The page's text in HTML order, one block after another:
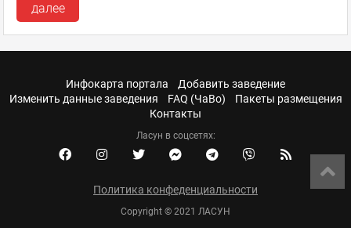
далее
Инфокарта портала
Добавить заведение
Изменить данные заведения
FAQ (ЧаВо)
Пакеты размещения
Контакты
Ласун в соцсетях:
Политика конфеденциальности
Copyright © 2021 ЛАСУН